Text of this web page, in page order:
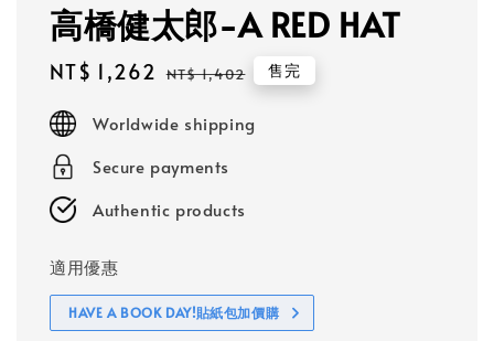
高橋健太郎-A RED HAT
Sale
NT$ 1,262 Regular
NT$ 1,402 售完
Worldwide shipping
Secure payments
Authentic products
適用優惠
HAVE A BOOK DAY!貼紙包加價購